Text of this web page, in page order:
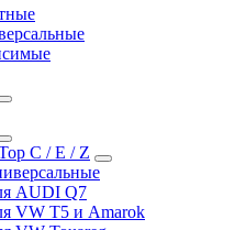
C / E / Z
AUDI Q7
VW T5 и Amarok